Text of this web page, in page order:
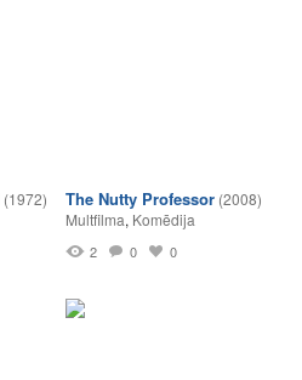
(1972) The Nutty Professor (2008)
Multfilma, Komēdija
2 0 0